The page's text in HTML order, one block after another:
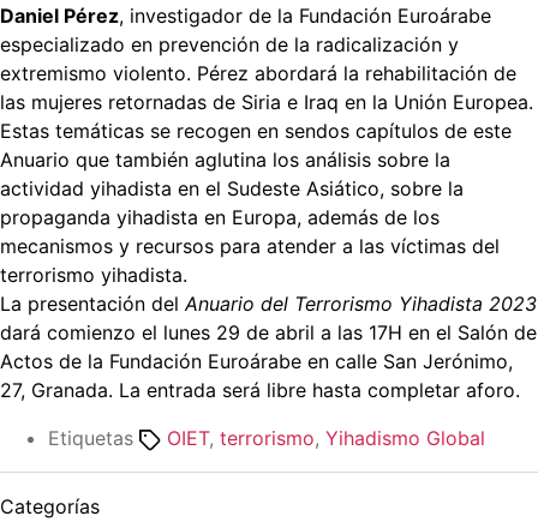
Daniel Pérez, investigador de la Fundación Euroárabe
especializado en prevención de la radicalización y
extremismo violento. Pérez abordará la rehabilitación de
las mujeres retornadas de Siria e Iraq en la Unión Europea.
Estas temáticas se recogen en sendos capítulos de este
Anuario que también aglutina los análisis sobre la
actividad yihadista en el Sudeste Asiático, sobre la
propaganda yihadista en Europa, además de los
mecanismos y recursos para atender a las víctimas del
terrorismo yihadista.
La presentación delAnuario del Terrorismo Yihadista 2023
dará comienzo el lunes 29 de abril a las 17H en el Salón de
Actos de la Fundación Euroárabe en calle San Jerónimo,
27, Granada. La entrada será libre hasta completar aforo.
Etiquetas
OIET, terrorismo, Yihadismo Global
Categorías